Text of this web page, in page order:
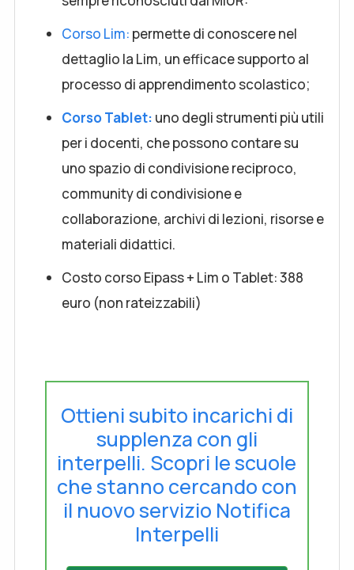
Corso Lim: permette di conoscere nel
dettaglio la Lim, un efficace supporto al
processo di apprendimento scolastico;
Corso Tablet: uno degli strumenti più utili
per i docenti, che possono contare su
uno spazio di condivisione reciproco,
community di condivisione e
collaborazione, archivi di lezioni, risorse e
materiali didattici.
Costo corso Eipass + Lim o Tablet: 388
euro (non rateizzabili)
Ottieni subito incarichi di
supplenza con gli
interpelli. Scopri le scuole
che stanno cercando con
il nuovo servizio Notifica
Interpelli